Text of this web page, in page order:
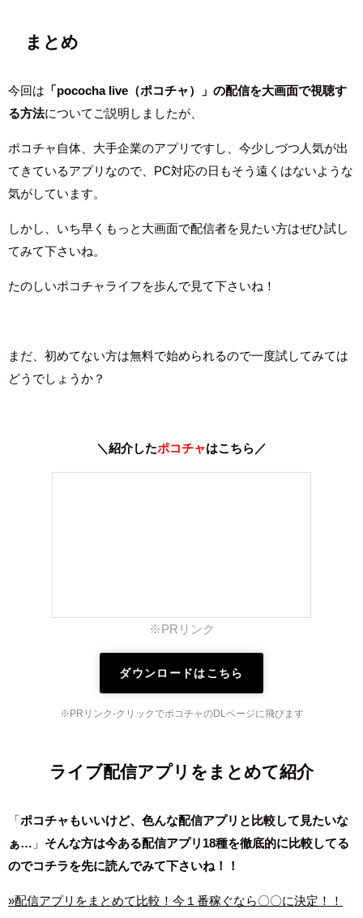
まとめ
今回は 「pococha live（ポコチャ）」の配信を大画面で視聴す
る方法についてご説明しましたが、
ポコチャ自体、大手企業のアプリですし、今少しづつ人気が出
てきているアプリなので、PC対応の日も そう遠くはないような
気がしています。
しかし、いち早くもっと大画面で配信者を見たい方はぜひ試し
てみて下さいね。
たのしいポコチャライフを歩んで見て下さいね！
まだ、初めてない方は無料で始められるので一度試してみては
どうでしょうか？
＼紹介したポコチャ はこちら／
※PRリンク
ダウンロードはこちら
※PRリンク-クリックでポコチャのDL ページに飛びます
ライブ配信アプリをまとめて紹介
「 ポコチャもいいけど、色んな配信アプリと比較して見たいな
ぁ… 」 そんな方は今ある配信アプリ18種を徹底的に比較してる
のでコチラを先に読んでみて下さいね！！
»配信アプリをまとめて比較！今１番稼ぐなら〇〇に決定！！